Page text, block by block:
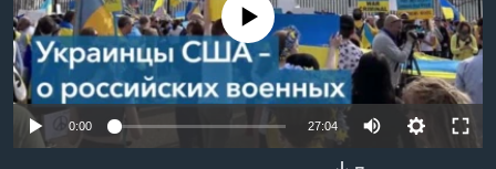
Learning English
СОЦИАЛЬНЫЕ СЕТИ
No media source currently available
0:00 27:04